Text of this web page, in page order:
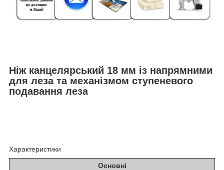
Ніж канцелярський 18 мм із напрямними
для леза та механізмом ступеневого
подавання леза
Характеристики
Основні